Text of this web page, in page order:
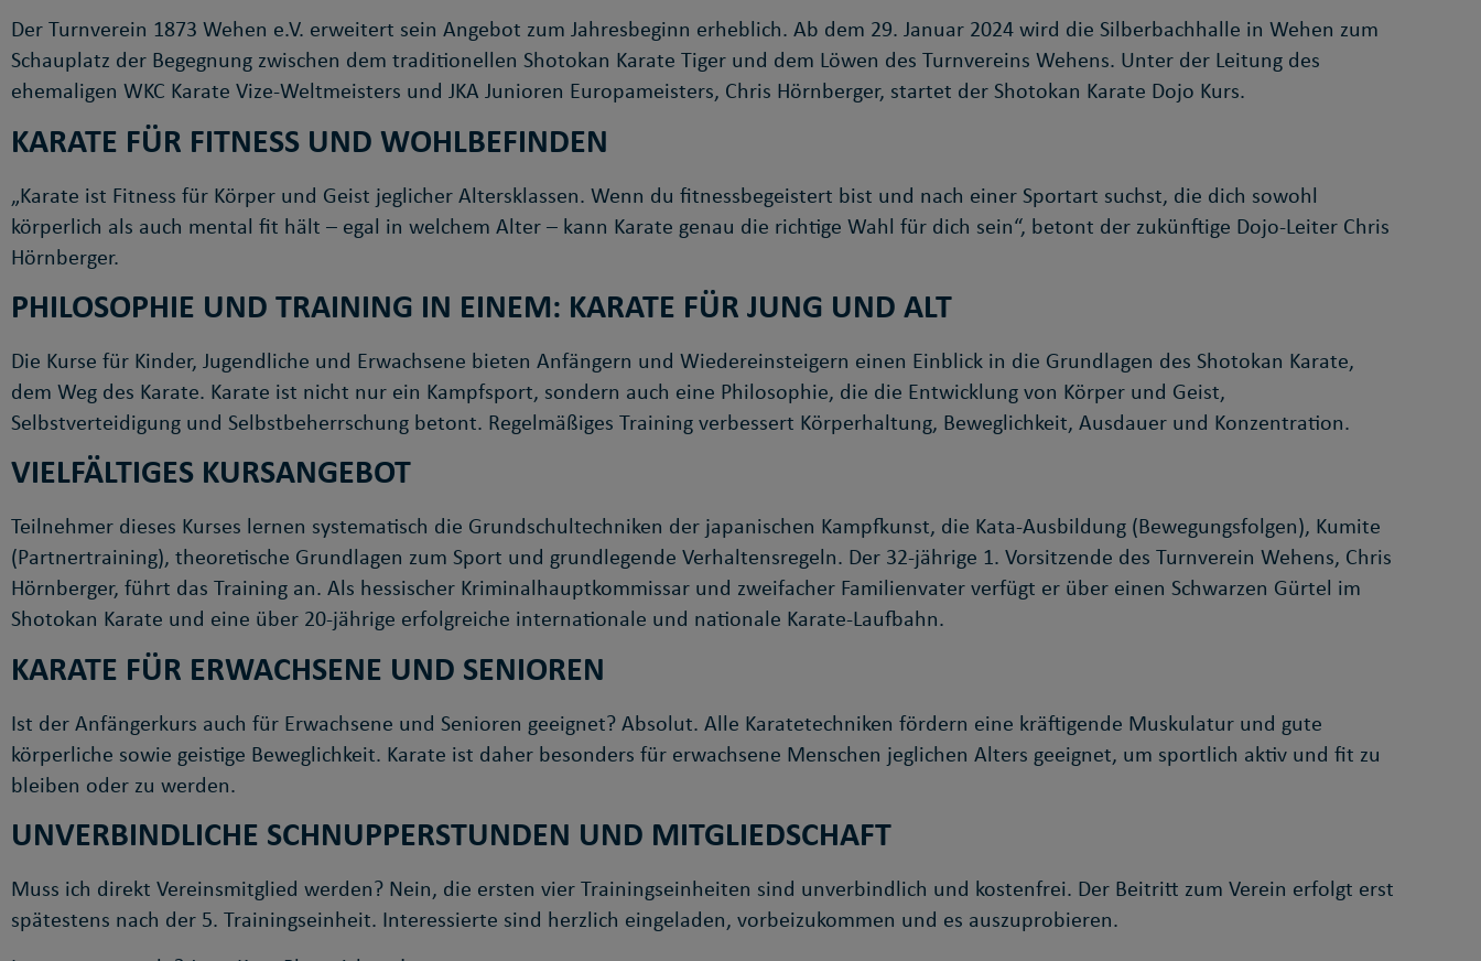
Der Turnverein 1873 Wehen e.V. erweitert sein Angebot zum Jahresbeginn erheblich. Ab dem 29. Januar 2024 wird die Silberbachhalle in Wehen zum
Schauplatz der Begegnung zwischen dem traditionellen Shotokan Karate Tiger und dem Löwen des Turnvereins Wehens. Unter der Leitung des
ehemaligen WKC Karate Vize-Weltmeisters und JKA Junioren Europameisters, Chris Hörnberger, startet der Shotokan Karate Dojo Kurs.
KARATE FÜR FITNESS UND WOHLBEFINDEN
„Karate ist Fitness für Körper und Geist jeglicher Altersklassen. Wenn du fitnessbegeistert bist und nach einer Sportart suchst, die dich sowohl
körperlich als auch mental fit hält – egal in welchem Alter – kann Karate genau die richtige Wahl für dich sein“, betont der zukünftige Dojo-Leiter Chris
Hörnberger.
PHILOSOPHIE UND TRAINING IN EINEM: KARATE FÜR JUNG UND ALT
Die Kurse für Kinder, Jugendliche und Erwachsene bieten Anfängern und Wiedereinsteigern einen Einblick in die Grundlagen des Shotokan Karate,
dem Weg des Karate. Karate ist nicht nur ein Kampfsport, sondern auch eine Philosophie, die die Entwicklung von Körper und Geist,
Selbstverteidigung und Selbstbeherrschung betont. Regelmäßiges Training verbessert Körperhaltung, Beweglichkeit, Ausdauer und Konzentration.
VIELFÄLTIGES KURSANGEBOT
Teilnehmer dieses Kurses lernen systematisch die Grundschultechniken der japanischen Kampfkunst, die Kata-Ausbildung (Bewegungsfolgen), Kumite
(Partnertraining), theoretische Grundlagen zum Sport und grundlegende Verhaltensregeln. Der 32-jährige 1. Vorsitzende des Turnverein Wehens, Chris
Hörnberger, führt das Training an. Als hessischer Kriminalhauptkommissar und zweifacher Familienvater verfügt er über einen Schwarzen Gürtel im
Shotokan Karate und eine über 20-jährige erfolgreiche internationale und nationale Karate-Laufbahn.
KARATE FÜR ERWACHSENE UND SENIOREN
Ist der Anfängerkurs auch für Erwachsene und Senioren geeignet? Absolut. Alle Karatetechniken fördern eine kräftigende Muskulatur und gute
körperliche sowie geistige Beweglichkeit. Karate ist daher besonders für erwachsene Menschen jeglichen Alters geeignet, um sportlich aktiv und fit zu
bleiben oder zu werden.
UNVERBINDLICHE SCHNUPPERSTUNDEN UND MITGLIEDSCHAFT
Muss ich direkt Vereinsmitglied werden? Nein, die ersten vier Trainingseinheiten sind unverbindlich und kostenfrei. Der Beitritt zum Verein erfolgt erst
spätestens nach der 5. Trainingseinheit. Interessierte sind herzlich eingeladen, vorbeizukommen und es auszuprobieren.